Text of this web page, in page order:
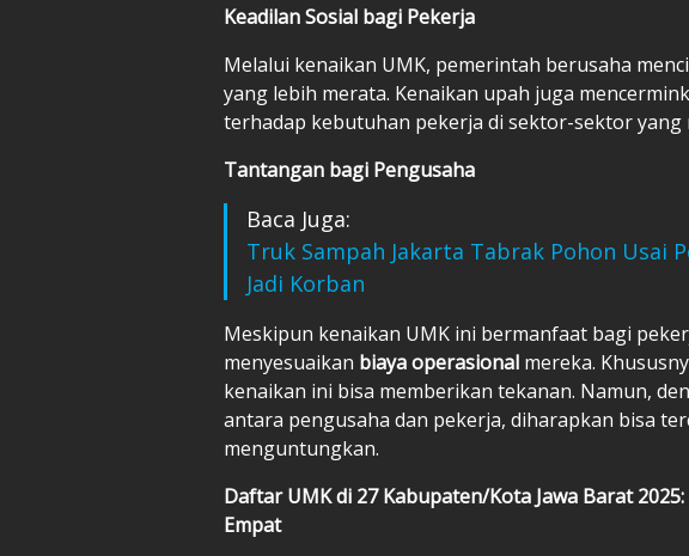
Keadilan Sosial bagi Pekerja
Melalui kenaikan UMK, pemerintah berusaha
yang lebih merata. Kenaikan upah juga
terhadap kebutuhan pekerja di sektor-sektor yang
Tantangan bagi Pengusaha
Baca Juga:
Truk Sampah Jakarta Tabrak Pohon Usai
Jadi Korban
Meskipun kenaikan UMK ini bermanfaat bagi
menyesuaikan biaya operasional mereka.
kenaikan ini bisa memberikan tekanan. Namun,
antara pengusaha dan pekerja, diharapkan bisa
menguntungkan.
Daftar UMK di 27 Kabupaten/Kota Jawa Barat
Empat